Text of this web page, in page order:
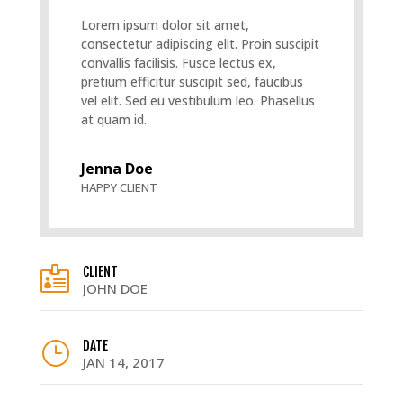
Lorem ipsum dolor sit amet,
consectetur adipiscing elit. Proin suscipit
convallis facilisis. Fusce lectus ex,
pretium efficitur suscipit sed, faucibus
vel elit. Sed eu vestibulum leo. Phasellus
at quam id.
Jenna Doe
HAPPY CLIENT
 CLIENT
JOHN DOE
} DATE
JAN 14, 2017